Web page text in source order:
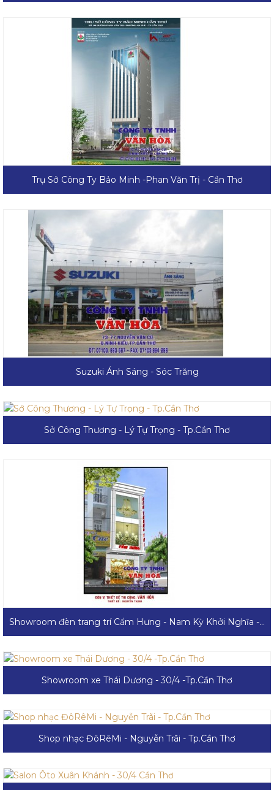
Trụ Sở Công Ty Bảo Minh -Phan Văn Trị - Cần Thơ
Suzuki Ánh Sáng - Sóc Trăng
Sở Công Thương - Lý Tự Trọng - Tp.Cần Thơ
Showroom đèn trang trí Cẩm Hưng - Nam Kỳ Khởi Nghĩa - Tp.Cần Thơ
Showroom xe Thái Dương - 30/4 -Tp.Cần Thơ
Shop nhạc ĐôRêMi - Nguyễn Trãi - Tp.Cần Thơ